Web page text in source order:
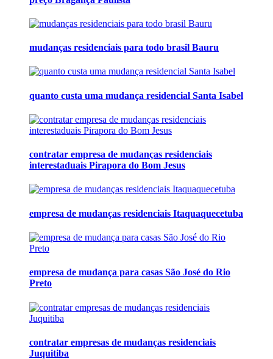
mudanças residenciais para todo brasil Bauru
quanto custa uma mudança residencial Santa Isabel
contratar empresa de mudanças residenciais
interestaduais Pirapora do Bom Jesus
empresa de mudanças residenciais Itaquaquecetuba
empresa de mudança para casas São José do Rio
Preto
contratar empresas de mudanças residenciais
Juquitiba